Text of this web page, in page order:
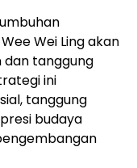
Wei Ling akan
tanggung
ini
tanggung
budaya